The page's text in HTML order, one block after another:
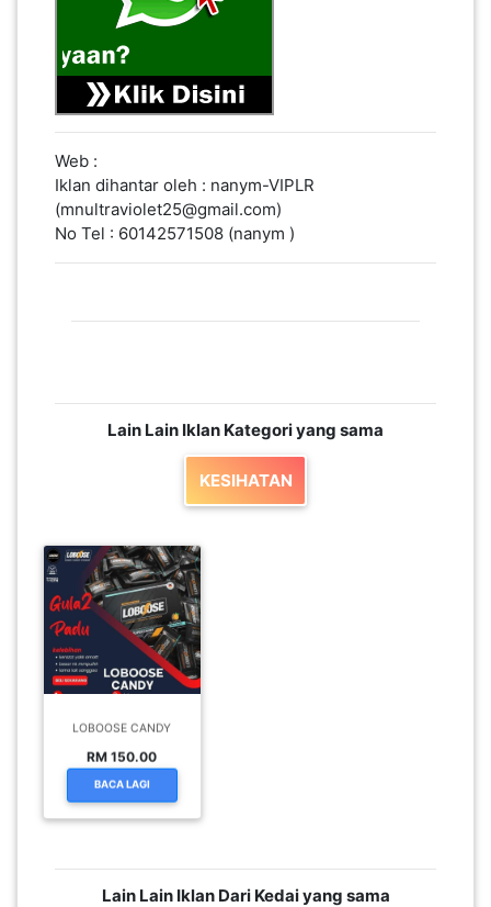
Web :
Iklan dihantar oleh : nanym-VIPLR
(mnultraviolet25@gmail.com)
No Tel : 60142571508 (nanym )
Lain Lain Iklan Kategori yang sama
KESIHATAN
LOBOOSE CANDY
RM 150.00
BACA LAGI
Lain Lain Iklan Dari Kedai yang sama
MELAKA(53)
PENANG(2)
PERLIS(6)
LUMPUR(16)
PUTRAJAYA(9)
MALAYSIA(82)
INDONESIA(1)
SINGAPORE(0)
BRUNEI(0)